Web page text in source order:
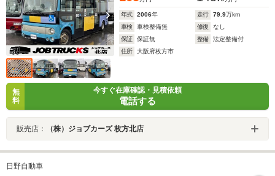
年式 2006年 走行 79.9万km
車検
車検整備無 修復
なし
保証
保証無 整備
法定整備付
住所
大阪府枚方市
無
料
今すぐ在庫確認・見積依頼
電話する
販売店： （株）ジョブカーズ 枚方北店
日野自動車